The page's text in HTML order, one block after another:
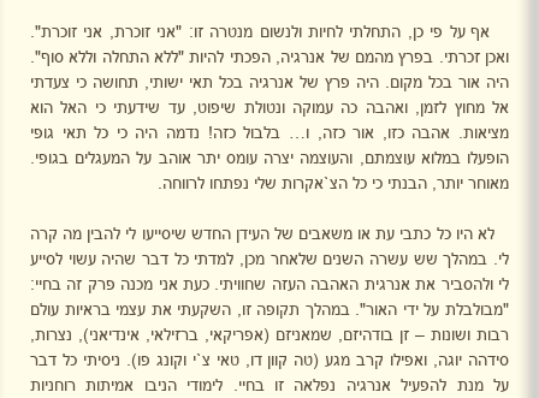
אף על פי כן, התחלתי לחיות ולנשום מנטרה זו: "אני זוכרת, אני זוכרת".
ואכן זכרתי. בפרץ מהמם של אנרגיה, הפכתי להיות "ללא התחלה וללא סוף".
היה אור בכל מקום. היה פרץ של אנרגיה בכל תאי ישותי, תחושה כי צעדתי
אל מחוץ לזמן, ואהבה כה עמוקה ונטולת שיפוט, עד שידעתי כי האל הוא
מציאות. אהבה כזו, אור כזה, ו… בלבול כזה! נדמה היה כי כל תאי גופי
הופעלו במלוא עוצמתם, והעוצמה יצרה עומס יתר אוהב על המעגלים בגופי.
מאוחר יותר, הבנתי כי כל הצ`אקרות שלי נפתחו לרווחה.
לא היו כל כתבי עת או משאבים של העידן החדש שיסייעו לי להבין מה קרה
לי. במהלך שש עשרה השנים שלאחר מכן, למדתי כל דבר שהיה עשוי לסייע
לי ולהסביר את אנרגית האהבה העזה שחוויתי. כעת אני מכנה פרק זה בחיי:
"מבולבלת על ידי האור". במהלך תקופה זו, השקעתי את עצמי בראיות עולם
רבות ושונות – זן בודהיזם, שמאניזם (אפריקאי, ברזילאי, אינדיאני), נצרות,
סידהה יוגה, ואפילו קרב מגע (טה קוון דו, טאי צ`י וקונג פו). ניסיתי כל דבר
על מנת להפעיל אנרגיה נפלאה זו בחיי. לימודי הניבו אמיתות רוחניות